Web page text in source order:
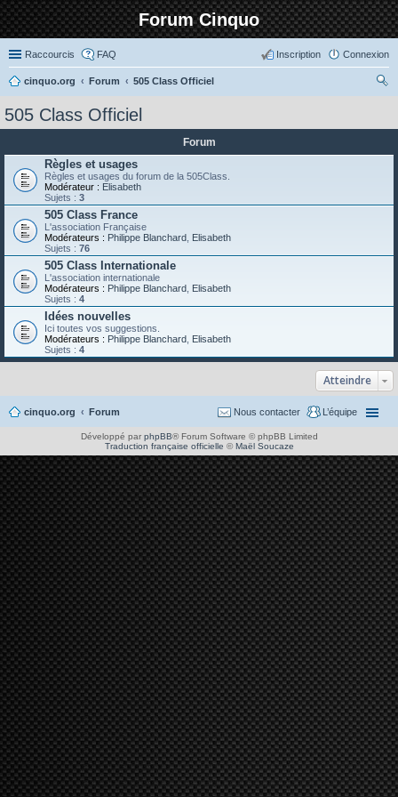
Forum Cinquo
Raccourcis FAQ Connexion
Inscription
cinquo.org Forum
505 Class Officiel
505 Class Officiel
Forum
Règles et usages
Règles et usages du forum de la 505Class.
Modérateur : Elisabeth
Sujets : 3
505 Class France
L'association Française
Modérateurs : Philippe Blanchard Elisabeth
Sujets : 76
505 Class Internationale
L'association internationale
Modérateurs : Philippe Blanchard Elisabeth
Sujets : 4
Idées nouvelles
Ici toutes vos suggestions.
Modérateurs : Philippe Blanchard Elisabeth
Sujets : 4
Atteindre
cinquo.org Forum L’équipe
Nous contacter
Développé par phpBB® Forum Software © phpBB Limited
Traduction française officielle ©Maël Soucaze